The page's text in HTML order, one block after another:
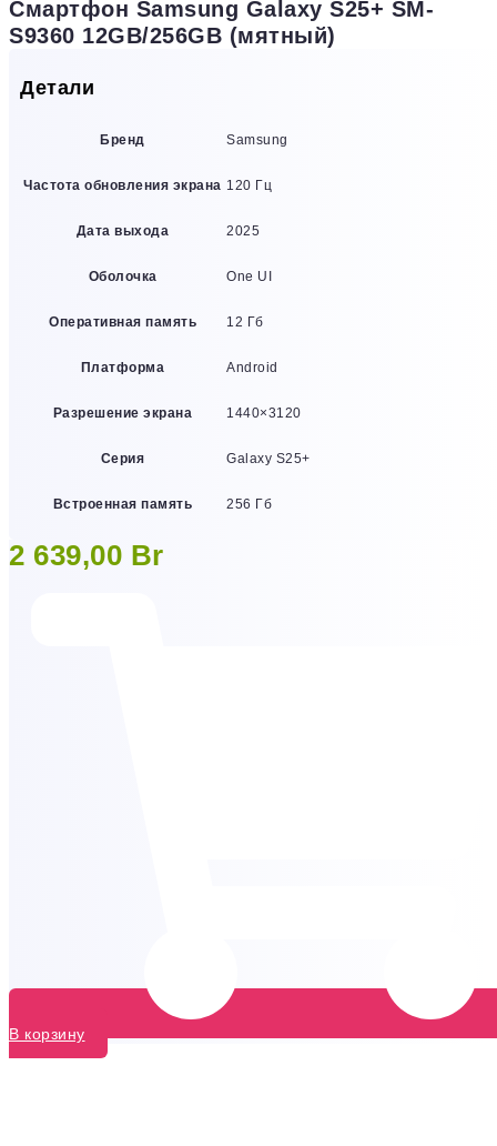
Смартфон Samsung Galaxy S25+ SM-
S9360 12GB/256GB (мятный)
Детали
Бренд Samsung
Частота обновления экрана 120 Гц
Дата выхода 2025
Оболочка One UI
Оперативная память 12 Гб
Платформа Android
Разрешение экрана 1440×3120
Серия Galaxy S25+
Встроенная память 256 Гб
2 639,00 Br
В корзину